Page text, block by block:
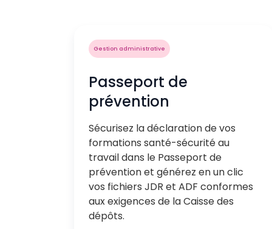
Gestion administrative
Passeport de
prévention
Sécurisez la déclaration de vos
formations santé-sécurité au
travail dans le Passeport de
prévention et générez en un clic
vos fichiers JDR et ADF conformes
aux exigences de la Caisse des
dépôts.